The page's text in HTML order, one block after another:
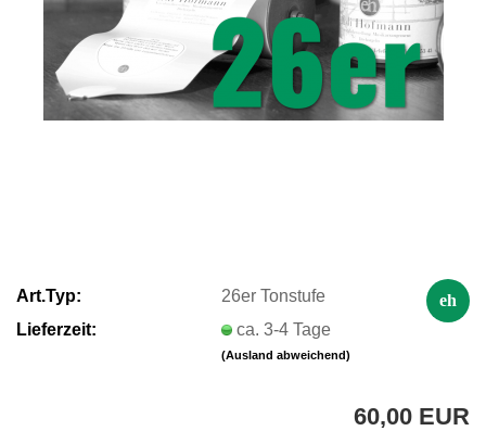
eh
Art.Typ:
26er Tonstufe
Lieferzeit:
ca. 3-4 Tage
(Ausland abweichend)
60,00 EUR